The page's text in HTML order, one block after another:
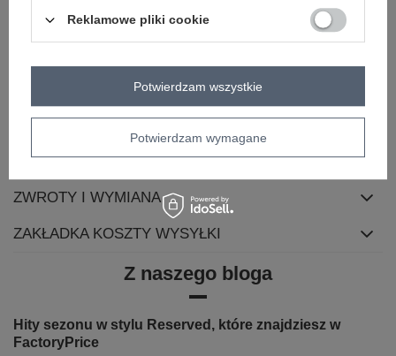
dodatkowe
skład materiału 95% bawełna 5% elastan
pranie w pralce w 30°C
OPINIE
ZWROTY I WYMIANA
ZAKŁADKA KOSZTY WYSYŁKI
Z naszego bloga
Hity sezonu w stylu Reserved, które znajdziesz w
FactoryPrice
Reklamowe pliki cookie
Potwierdzam wymagane
Potwierdzam wszystkie